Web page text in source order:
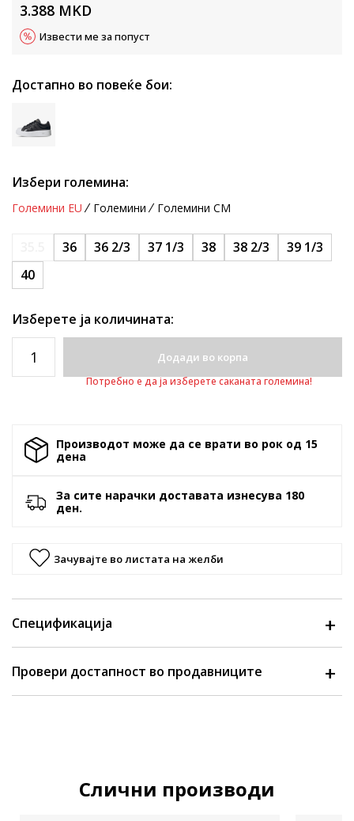
3.388 MKD
Извести ме за попуст
Достапно во повеќе бои:
Избери големина:
Големини EU Големини Големини CM
36 36 2/3 37 1/3 38 38 2/3
39 1/3
40
Изберете ја количината:
Додади во корпа
Потребно е да ја изберете саканата големина!
Производот може да се врати во рок од 15
денa
За сите нарачки доставата изнесува 180
ден.
Зачувајте во листата на желби
Спецификација
Провери достапност во продавниците
Слични производи